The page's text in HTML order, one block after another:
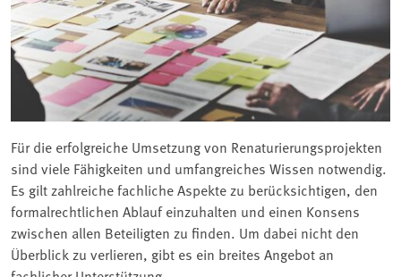
Für die erfolgreiche Umsetzung von Renaturierungsprojekten
sind viele Fähigkeiten und umfangreiches Wissen notwendig.
Es gilt zahlreiche fachliche Aspekte zu berücksichtigen, den
formalrechtlichen Ablauf einzuhalten und einen Konsens
zwischen allen Beteiligten zu finden. Um dabei nicht den
Überblick zu verlieren, gibt es ein breites Angebot an